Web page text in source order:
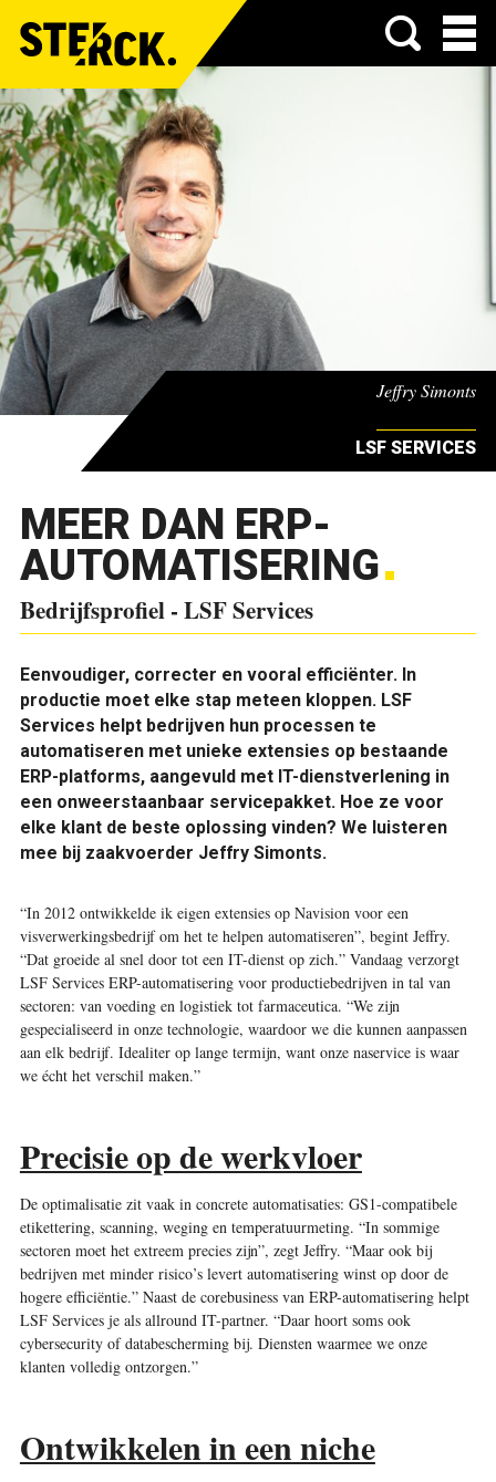
Menu
Jeffry Simonts
LSF SERVICES
MEER DAN ERP-
AUTOMATISERING
Bedrijfsprofiel - LSF Services
Eenvoudiger, correcter en vooral efficiënter. In
productie moet elke stap meteen kloppen. LSF
Services helpt bedrijven hun processen te
automatiseren met unieke extensies op bestaande
ERP-platforms, aangevuld met IT-dienstverlening in
een onweerstaanbaar servicepakket. Hoe ze voor
elke klant de beste oplossing vinden? We luisteren
mee bij zaakvoerder Jeffry Simonts.
“In 2012 ontwikkelde ik eigen extensies op Navision voor een
visverwerkingsbedrijf om het te helpen automatiseren”, begint Jeffry.
“Dat groeide al snel door tot een IT-dienst op zich.” Vandaag verzorgt
LSF Services ERP-automatisering voor productiebedrijven in tal van
sectoren: van voeding en logistiek tot farmaceutica. “We zijn
gespecialiseerd in onze technologie, waardoor we die kunnen aanpassen
aan elk bedrijf. Idealiter op lange termijn, want onze naservice is waar
we écht het verschil maken.”
Precisie op de werkvloer
De optimalisatie zit vaak in concrete automatisaties: GS1-compatibele
etikettering, scanning, weging en temperatuurmeting. “In sommige
sectoren moet het extreem precies zijn”, zegt Jeffry. “Maar ook bij
bedrijven met minder risico’s levert automatisering winst op door de
hogere efficiëntie.” Naast de corebusiness van ERP-automatisering helpt
LSF Services je als allround IT-partner. “Daar hoort soms ook
cybersecurity of databescherming bij. Diensten waarmee we onze
klanten volledig ontzorgen.”
Ontwikkelen in een niche